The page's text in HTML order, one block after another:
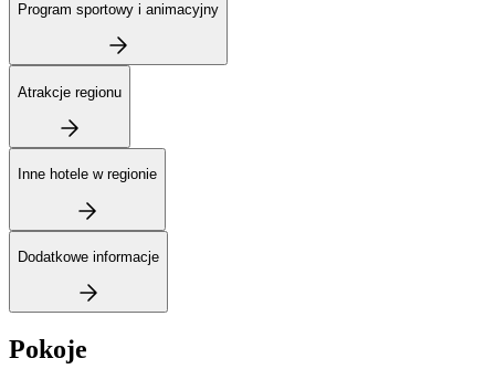
Program sportowy i animacyjny
Atrakcje regionu
Inne hotele w regionie
Dodatkowe informacje
Pokoje